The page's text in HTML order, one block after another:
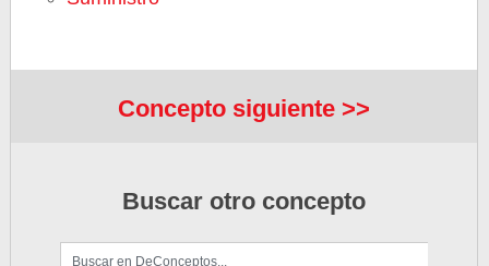
Concepto siguiente >>
Buscar otro concepto